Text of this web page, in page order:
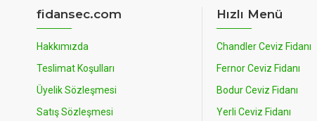
fidansec.com
Hakkımızda
Teslimat Koşulları
Üyelik Sözleşmesi
Satış Sözleşmesi
Hızlı Menü
Chandler Ceviz Fidanı
Fernor Ceviz Fidanı
Bodur Ceviz Fidanı
Yerli Ceviz Fidanı